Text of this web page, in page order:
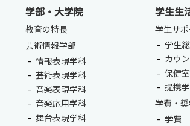
学部・大学院
教育の特長
芸術情報学部
情報表現学科
芸術表現学科
音楽表現学科
音楽応用学科
舞台表現学科
学生生
学生サ
学生
カウ
保健室
提携
学費・
学費